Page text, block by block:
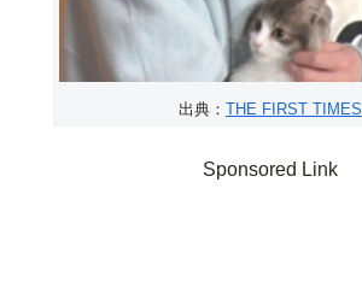
出典： THE FIRST TIMES
Sponsored Link